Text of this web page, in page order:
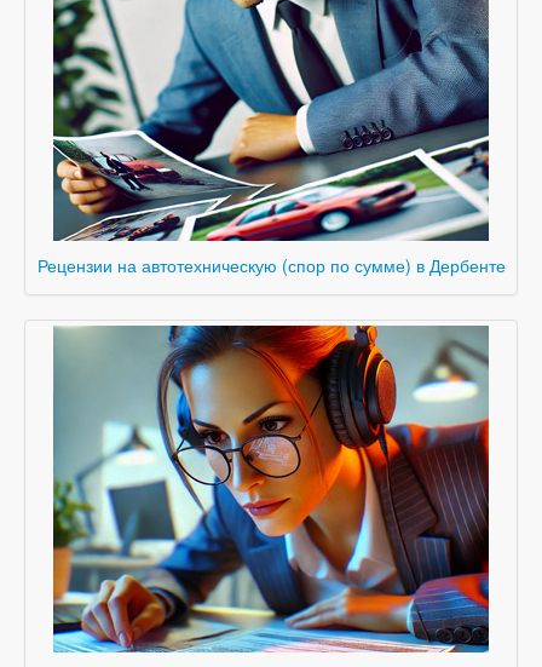
Рецензии на автотехническую (спор по сумме) в Дербенте